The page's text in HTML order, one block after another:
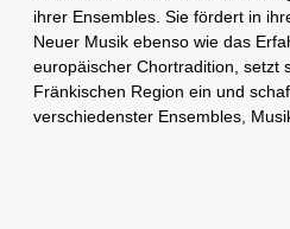
ihrer Ensembles. Sie fördert in
Neuer Musik ebenso wie das
europäischer Chortradition, setzt
Fränkischen Region ein und
verschiedenster Ensembles,